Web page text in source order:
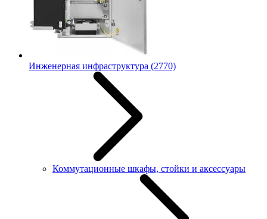
Инженерная инфраструктура (2770)
Коммутационные шкафы, стойки и аксессуары